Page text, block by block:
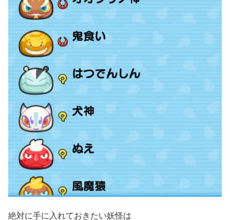
絶対に手に入れておきたい妖怪は